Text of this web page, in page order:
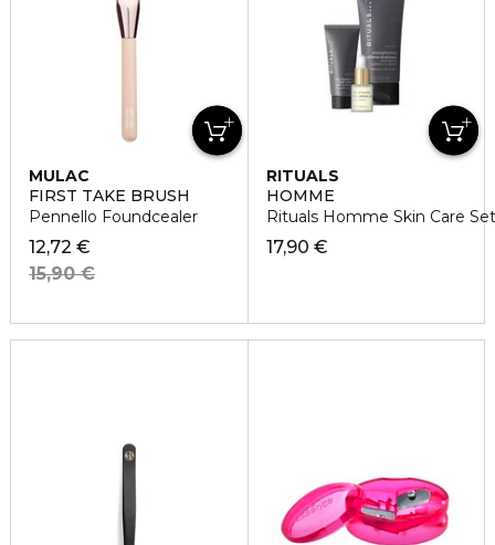
MULAC
FIRST TAKE BRUSH
Pennello Foundcealer
12,72 €
15,90 €
RITUALS
HOMME
Rituals Homme Skin Care
17,90 €